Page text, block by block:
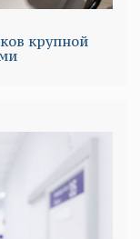
крупной